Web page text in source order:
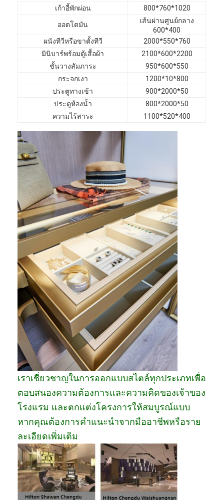
เฟอร์นิเจอร์โรงแรม
เฟอร์นิเจอร์วิลล่า
เฟอร์นิเจอร์อพาร์ทเมนท์
เฟอร์นิเจอร์ห้องอาหาร
เฟอร์นิเจอร์สำนักงาน
อุปกรณ์ติดตั้งเฟอร์นิเจอร์
เฟอร์นิเจอร์หุ้มเบาะ
เก้าอี้พักผ่อน 800*760*1020
ออตโตมัน
เส้นผ่านศูนย์กลาง
600*400
ผนังทีวีหรือขาตั้งทีวี
2000*550*760
มินิบาร์พร้อมตู้เสื้อผ้า
2100*600*2200
ชั้นวางสัมภาระ
950*600*550
กระจกเงา
1200*10*800
ประตูทางเข้า
900*2000*50
ประตูห้องน้ำ
800*2000*50
ความไร้สาระ
1100*520*400
เราเชี่ยวชาญในการออกแบบสไตล์ทุกประเภทเพื่อ
ตอบสนองความต้องการและความคิดของเจ้าของ
โรงแรม และตกแต่งโครงการให้สมบูรณ์แบบ
หากคุณต้องการคำแนะนำจากมืออาชีพหรือราย
ละเอียดเพิ่มเติม